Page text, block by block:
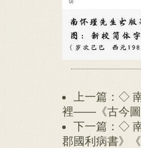
上一篇：◇
裡——《古今圖
下一篇：◇
郡國利病書》